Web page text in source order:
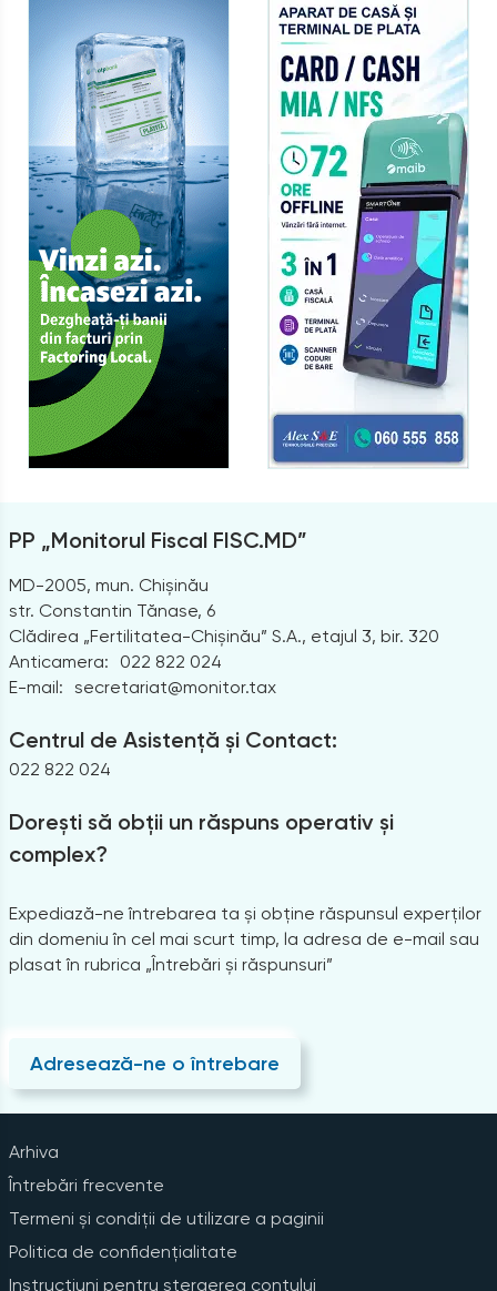
PP „Monitorul Fiscal FISC.MD”
MD-2005, mun. Chișinău
str. Constantin Tănase, 6
Clădirea „Fertilitatea-Chișinău” S.A., etajul 3, bir. 320
Anticamera:
022 822 024
E-mail: secretariat@monitor.tax
Centrul de Asistență și Contact:
022 822 024
Dorești să obții un răspuns operativ și
complex?
Expediază-ne întrebarea ta și obține răspunsul experților
din domeniu în cel mai scurt timp, la adresa de e-mail sau
plasat în rubrica „Întrebări și răspunsuri”
Adresează-ne o întrebare
Arhiva
Întrebări frecvente
Termeni și condiții de utilizare a paginii
Politica de confidențialitate
Instrucțiuni pentru ștergerea contului